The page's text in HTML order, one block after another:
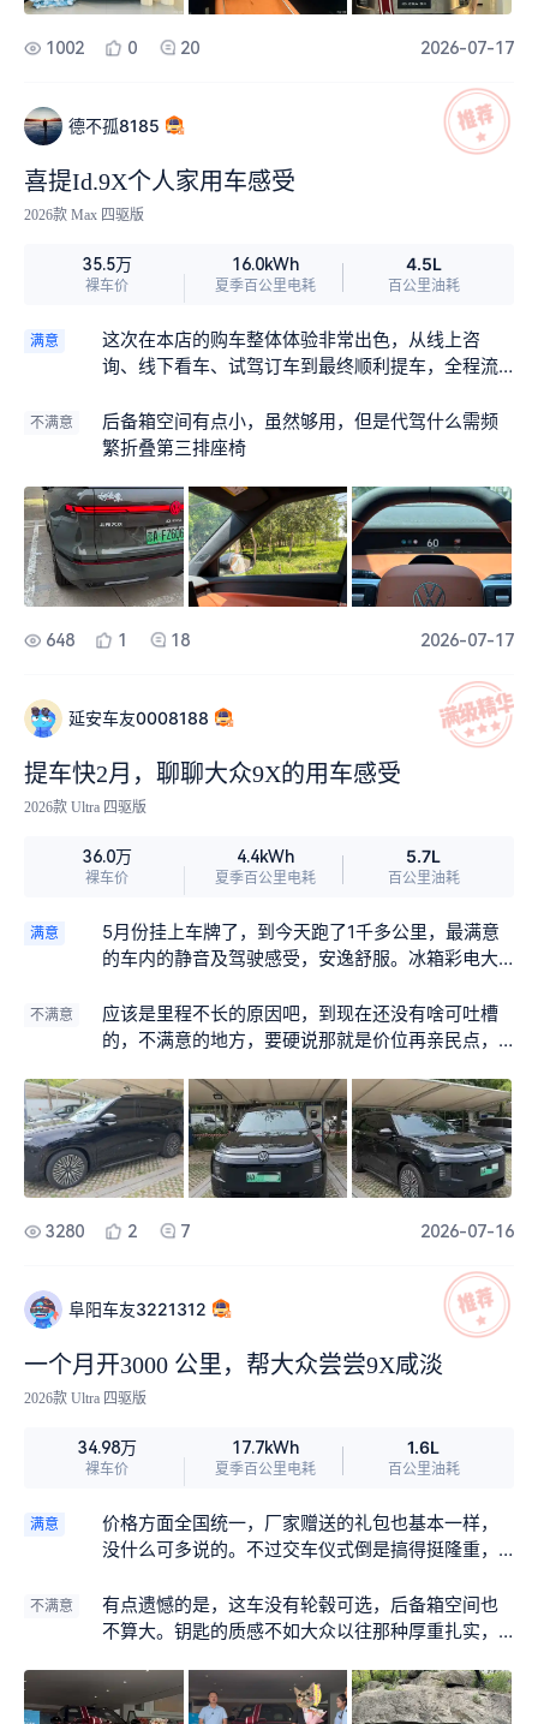
通风按摩，零重力模式长途坐着不累，80度大开度
车门，老人、孩子上下车轻松，中间过道宽敞，不
途完全不压抑，纯平地板落脚舒服；放倒后排后备
箱能放下露营全套装备，日常家用灵活度拉满。 续
航彻底告别里程焦虑，406km纯电续航日常通勤 一
周一充，实测续航达成率超100%，谷电出行百公里
电费不到7块，代步几乎零油费。满油满电综合续航
1651km，上月跨省自驾全程不用中途补能，1.5T增
速轻快，高速超车底气十足，加92号油就行，养车
成本很低。 德系底盘调校扎实，空气悬架能预判路
面自动调节，过减速带、坑洼滤震柔和，高速120码
车身稳不飘，双层隔音玻璃加持，车内交谈不用提
高音量。高速领航辅助好用，识别车道、跟车变道
很稳妥，26个传感器搭配激光雷达，窄路、障碍物
都能精准识别，新手开车安全感拉满。 当然也有小
不足，车机开机略有延迟，城市低速智驾逻辑偏保
守；满载六人时后备箱储物空间偏小，长途大件行
李不太好放。但综合来看，兼顾续航、空间、驾控
和品牌质感，家用六座里性价比很能打。 对有全家
出行需求、看重长途无焦虑的家庭来说，ID.ERA 9X
完全值得入手，兼顾舒适、省钱与实用性，是一台
1002 0 20 2026-07-17
德不孤8185
喜提Id.9X个人家用车感受
2026款 Max 四驱版
35.5万
裸车价
16.0kWh
夏季百公里电耗
4.5L
百公里油耗
满意
这次在本店的购车整体体验非常出色，从线上咨
询、线下看车、试驾订车到最终顺利提车，全程流
安心的购车经历，必须给到满分好评！最开始是通
过懂车帝平台了解车型和门店信息，线上咨询时工
预算需求，耐心分析车型配置、动力差异以及各版
本的性价比，没有一味推荐高价车型，非常真诚专
业。 到店之后接待服务热情周到，店内环境干净整
洁，展车摆放规整，看车体验很好。销售顾问专业
度很高，全程耐心讲解车辆外观、内饰细节、智能
配置、安全功能以及日常用车、保养养护的注意事
每一笔收费都解释得明明白白，不存在隐形消费、
强制捆绑装潢、加价提车等乱象，所有条款都落实
在合同中，让消费者购车完全放心。 试驾过程安排
高效，试驾路线合理，能够直观感受车辆的动力响
应、底盘舒适性、操控手感和隔音表现，销售全程
陪同讲解，解答我所有的用车疑问。订车流程简单
动同步车辆到店、检测、交付进度，不用自己反复
询问等待，服务特别贴心。 提车环节更是让人满
意，门店提前做好了全套PDI新车检测，细致检查车
辆漆面、内饰、电器功能、底盘状态，确保交付的
车辆无任何问题，整车清洗干净，交付仪式用心满
满。工作人员手把手教学车机操作、智能辅助功
能、空调车机设置、保养周期、出险售后等实用知
识，反复讲解直到完全熟悉。上牌、保险、临牌一
站式代办，省去来回跑腿的麻烦，极大节省了时间
和精力。 整体对比过多家门店，这家店服务最真
诚、流程最规范、性价比最高，没有任何套路和糟
心体验。售后保障完善，提车后也有贴心回访，真
正做到了用心服务每一位车主。无论是购车体验、
买车的朋友，值得放心选择！
不满意
后备箱空间有点小，虽然够用，但是代驾什么需频
繁折叠第三排座椅
648 1 18 2026-07-17
延安车友0008188
提车快2月，聊聊大众9X的用车感受
2026款 Ultra 四驱版
36.0万
裸车价
4.4kWh
夏季百公里电耗
5.7L
百公里油耗
满意
5月份挂上车牌了，到今天跑了1千多公里，最满意
的车内的静音及驾驶感受，安逸舒服。冰箱彩电大
晚是晚了点，不过还是来了，且自己已经拥有了，
哈哈。
不满意
应该是里程不长的原因吧，到现在还没有啥可吐槽
的，不满意的地方，要硬说那就是价位再亲民点，
3280 2 7 2026-07-16
阜阳车友3221312
一个月开3000 公里，帮大众尝尝9X咸淡
2026款 Ultra 四驱版
34.98万
裸车价
17.7kWh
夏季百公里电耗
1.6L
百公里油耗
满意
价格方面全国统一，厂家赠送的礼包也基本一样，
没什么可多说的。不过交车仪式倒是搞得挺隆重，
不满意
有点遗憾的是，这车没有轮毂可选，后备箱空间也
不算大。钥匙的质感不如大众以往那种厚重扎实，
觉得少了点手感。